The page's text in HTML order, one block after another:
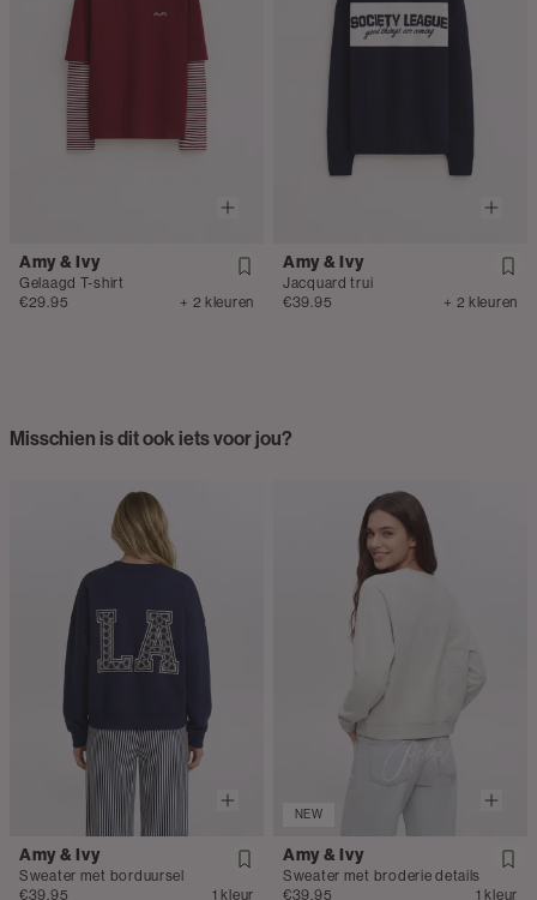
Amy & Ivy
Gelaagd T-shirt
€29.95
+ 2 kleuren
Amy & Ivy
Jacquard trui
€39.95
+ 2 kleuren
Misschien is dit ook iets voor jou?
Amy & Ivy
Sweater met borduursel
€39.95
1 kleur
NEW
Amy & Ivy
Sweater met broderie details
€39.95
1 kleur